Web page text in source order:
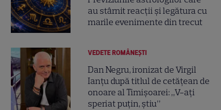
au stârnit reacții și legătura cu
marile evenimente din trecut
VEDETE ROMÂNEŞTI
Dan Negru, ironizat de Virgil
Ianțu după titlul de cetățean de
onoare al Timișoarei: „V-ați
speriat puțin, știu”